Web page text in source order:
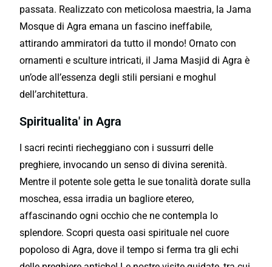
passata. Realizzato con meticolosa maestria, la Jama
Mosque di Agra emana un fascino ineffabile,
attirando ammiratori da tutto il mondo! Ornato con
ornamenti e sculture intricati, il Jama Masjid di Agra è
un’ode all’essenza degli stili persiani e moghul
dell’architettura.
Spiritualita' in Agra
I sacri recinti riecheggiano con i sussurri delle
preghiere, invocando un senso di divina serenità.
Mentre il potente sole getta le sue tonalità dorate sulla
moschea, essa irradia un bagliore etereo,
affascinando ogni occhio che ne contempla lo
splendore. Scopri questa oasi spirituale nel cuore
popoloso di Agra, dove il tempo si ferma tra gli echi